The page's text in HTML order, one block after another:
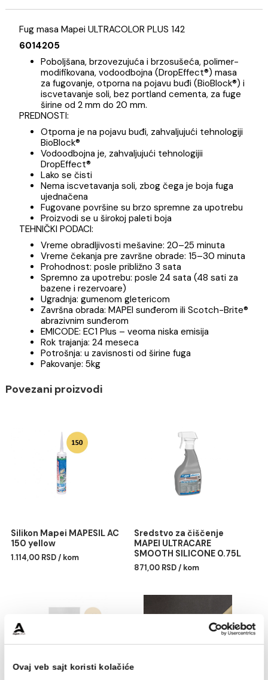
Opis
Brend
Fug masa Mapei ULTRACOLOR PLUS 142
Poboljšana, brzovezujuća i brzosušeća, polimer-
modifikovana, vodoodbojna (DropEffect®) masa
za fugovanje, otporna na pojavu buđi
iscvetavanje soli, bez portland cementa, za fuge
širine od 2 mm do 20 mm.
PREDNOSTI:
Otporna je na pojavu buđi, zahvaljujući
BioBlock®
Vodoodbojna je, zahvaljujući tehnologijii
DropEffect®
Lako se čisti
Nema iscvetavanja soli, zbog čega je boja fuga
ujednačena
Fugovane površine su brzo spremne za
Proizvodi se u širokoj paleti boja
TEHNIČKI PODACI:
Vreme obradljivosti mešavine: 20–25 minuta
Vreme čekanja pre završne obrade: 15–30
Prohodnost: posle približno 3 sata
Spremno za upotrebu: posle 24 sata (48 sati za
bazene i rezervoare)
abrazivnim sunđerom
EMICODE: EC1 Plus – veoma niska emisija
Rok trajanja: 24 meseca
Potrošnja: u zavisnosti od širine fuga
Pakovanje: 5kg
Silikon Mapei MAPESIL AC